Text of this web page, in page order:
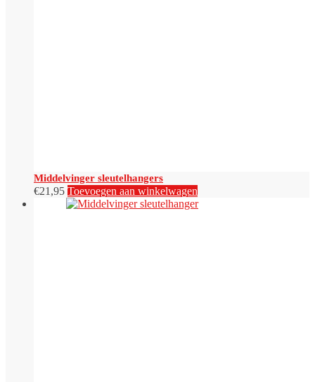
Middelvinger sleutelhangers
€21,95 Toevoegen aan winkelwagen